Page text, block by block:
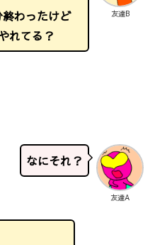
友達B
わったけど
れてる？
友達A
なにそれ？